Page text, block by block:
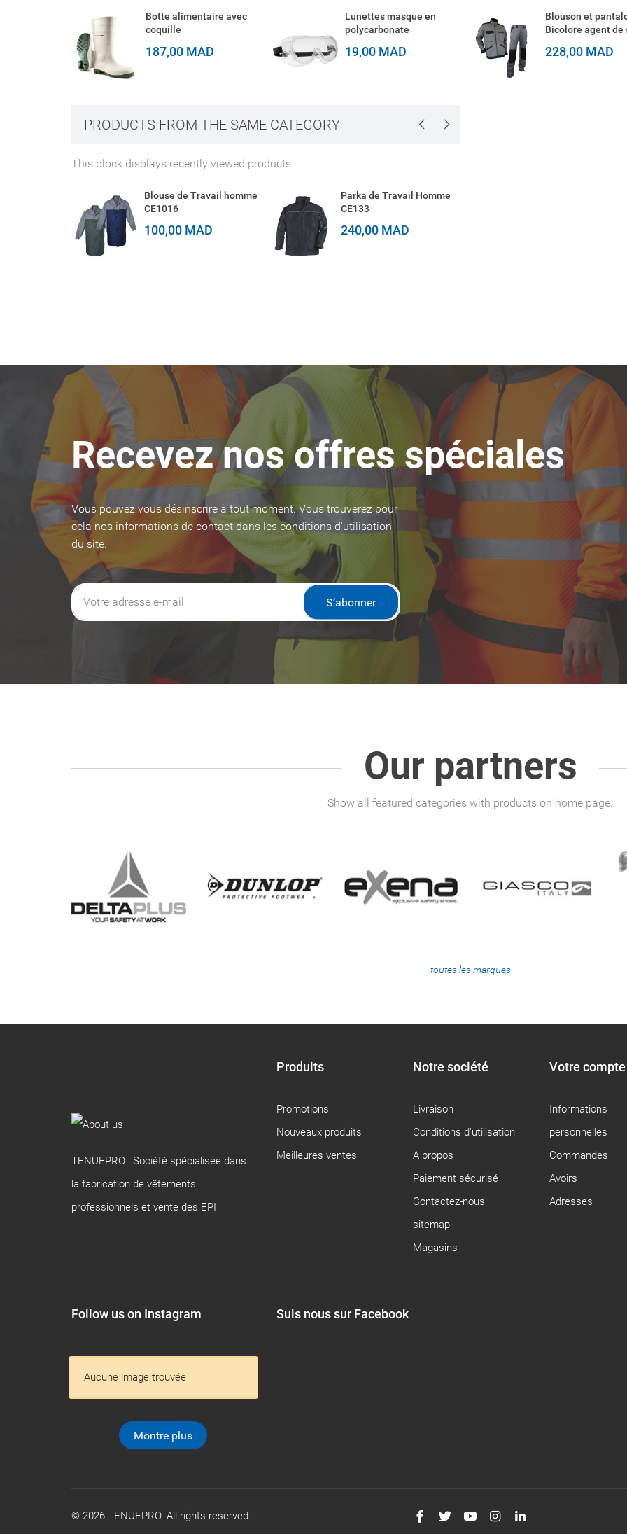
Botte alimentaire avec
coquille
187,00 MAD
Lunettes masque en
polycarbonate
19,00 MAD
Blouson et
Bicolore agent de
228,00 MAD
PRODUCTS FROM THE SAME CATEGORY
This block displays recently viewed products
Blouse de Travail homme
CE1016
100,00 MAD
Parka de Travail Homme
CE133
240,00 MAD
Recevez nos offres spéciales
Vous pouvez vous désinscrire à tout moment. Vous trouverez pour
cela nos informations de contact dans les conditions d'utilisation
du site.
S’abonner
Our partners
Show all featured categories with products on home page.
toutes les marques
TENUEPRO : Société spécialisée dans
la fabrication de vêtements
professionnels et vente des EPI
Produits
Promotions
Nouveaux produits
Meilleures ventes
Notre société
Livraison
Conditions d'utilisation
A propos
Paiement sécurisé
Contactez-nous
sitemap
Magasins
Votre compte
Informations
personnelles
Commandes
Avoirs
Adresses
Follow us on Instagram
Aucune image trouvée
Montre plus
Suis nous sur Facebook
© 2026 TENUEPRO. All rights reserved.